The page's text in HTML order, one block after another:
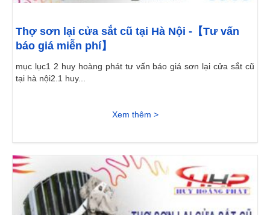
Thợ sơn lại cửa sắt cũ tại Hà Nội -【Tư vấn
báo giá miễn phí】
mục lục1 2 huy hoàng phát tư vấn báo giá sơn lại cửa sắt cũ
tại hà nội2.1 huy...
Xem thêm >